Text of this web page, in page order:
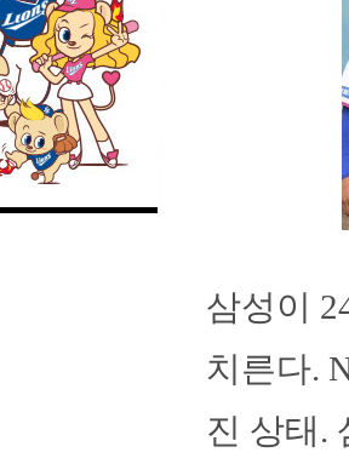
삼성이
치른다.
진 상태.